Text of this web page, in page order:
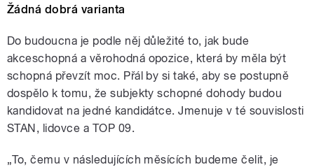
Žádná dobrá varianta
Do budoucna je podle něj důležité to, jak bude
akceschopná a věrohodná opozice, která by měla být
schopná převzít moc. Přál by si také, aby se postupně
dospělo k tomu, že subjekty schopné dohody budou
kandidovat na jedné kandidátce. Jmenuje v té souvislosti
STAN, lidovce a TOP 09.
„To, čemu v následujících měsících budeme čelit, je